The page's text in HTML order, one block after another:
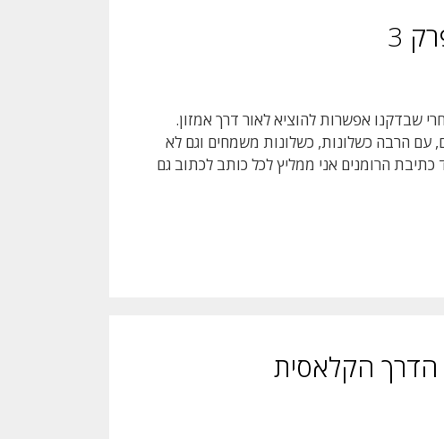
3
שבדקנו אפשרות להוציא לאור דרך אמזון.
הרבה כשלונות, כשלונות משמחים וגם לא
הרומנים אני ממליץ לכל כותב לכתוב גם